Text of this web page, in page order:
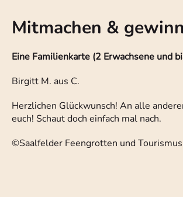
Mitmachen &
Eine Familienkarte (2 Erwachsene und
Birgitt M. aus C.
Herzlichen Glückwunsch! An alle
euch! Schaut doch einfach mal nach.
©Saalfelder Feengrotten und